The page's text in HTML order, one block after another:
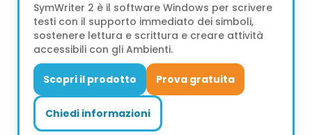
SymWriter 2 è il software Windows per scrivere
testi con il supporto immediato dei simboli,
sostenere lettura e scrittura e creare attività
accessibili con gli Ambienti.
Scopri il prodotto Prova gratuita
Chiedi informazioni